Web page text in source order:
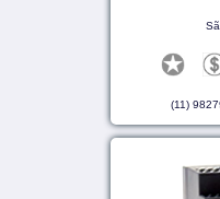
(11)